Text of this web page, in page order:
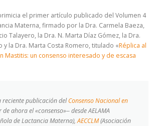
el primer artículo publicado del Volumen 4
Materna, firmado por la Dra. Carmela Baeza,
Talayero, la Dra. N. Marta Díaz Gómez, la Dra.
y la Dra. Marta Costa Romero, titulado «Réplica al
Mastitis: un consenso interesado y de escasa
reciente publicación delConsenso Nacional en
ahora el «consenso»‒ desde AELAMA
de Lactancia Materna),AECCLM(Asociación